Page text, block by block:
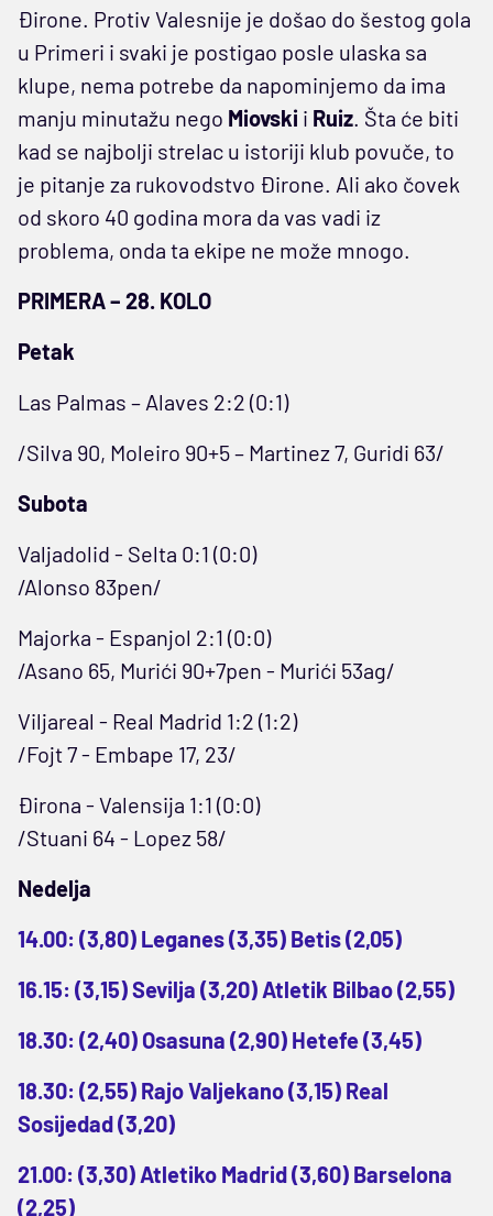
Đirone. Protiv Valesnije je došao do šestog gola
u Primeri i svaki je postigao posle ulaska sa
klupe, nema potrebe da napominjemo da ima
manju minutažu nego Miovski i Ruiz. Šta će biti
kad se najbolji strelac u istoriji klub povuče, to
je pitanje za rukovodstvo Đirone. Ali ako čovek
od skoro 40 godina mora da vas vadi iz
problema, onda ta ekipe ne može mnogo.
PRIMERA – 28. KOLO
Petak
Las Palmas – Alaves 2:2 (0:1)
/Silva 90, Moleiro 90+5 – Martinez 7, Guridi 63/
Subota
Valjadolid - Selta 0:1 (0:0)
/Alonso 83pen/
Majorka - Espanjol 2:1 (0:0)
/Asano 65, Murići 90+7pen - Murići 53ag/
Viljareal - Real Madrid 1:2 (1:2)
/Fojt 7 - Embape 17, 23/
Đirona - Valensija 1:1 (0:0)
/Stuani 64 - Lopez 58/
Nedelja
14.00: (3,80) Leganes (3,35) Betis (2,05)
16.15: (3,15) Sevilja (3,20) Atletik Bilbao (2,55)
18.30: (2,40) Osasuna (2,90) Hetefe (3,45)
18.30: (2,55) Rajo Valjekano (3,15) Real
Sosijedad (3,20)
21.00: (3,30) Atletiko Madrid (3,60) Barselona
(2,25)